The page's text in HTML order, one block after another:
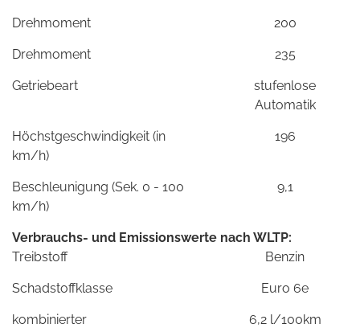
Drehmoment 200
Drehmoment 235
Getriebeart
stufenlose
Automatik
Höchstgeschwindigkeit (in
km/h)
196
Beschleunigung (Sek. 0 - 100
km/h)
9,1
Verbrauchs- und Emissionswerte nach WLTP:
Treibstoff
Benzin
Schadstoffklasse Euro 6e
kombinierter
6,2 l/100km